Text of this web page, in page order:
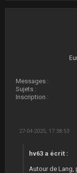
Messages :
Sujets :
Inscription :
27-04-2025, 17:38:53
hv63 a écrit :
Autour de Lang,